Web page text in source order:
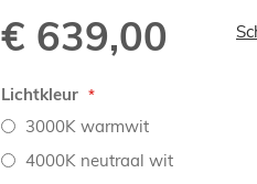
€ 639,00
Lichtkleur
3000K warmwit
4000K neutraal wit